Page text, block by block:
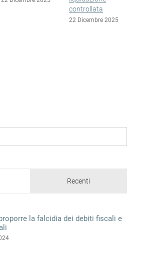
controllata
22 Dicembre 2025
Recenti
la falcidia dei debiti fiscali e